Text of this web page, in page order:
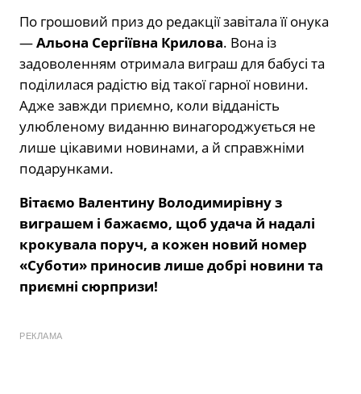
По грошовий приз до редакції завітала її онука
—Альона Сергіївна Крилова. Вона із
задоволенням отримала виграш для бабусі та
поділилася радістю від такої гарної новини.
Адже завжди приємно, коли відданість
улюбленому виданню винагороджується не
лише цікавими новинами, а й справжніми
подарунками.
Вітаємо Валентину Володимирівну з
виграшем і бажаємо, щоб удача й надалі
крокувала поруч, а кожен новий номер
«Суботи» приносив лише добрі новини та
приємні сюрпризи!
РЕКЛАМА